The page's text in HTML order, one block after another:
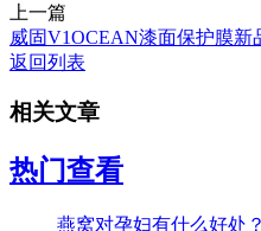
上一篇
威固V1OCEAN漆面保护膜新
返回列表
相关文章
热门查看
燕窝对孕妇有什么好处